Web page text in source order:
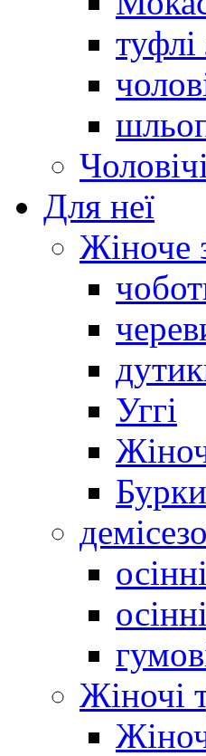
туфлі
Для неї
Жіноче
Уггі
Жіночі